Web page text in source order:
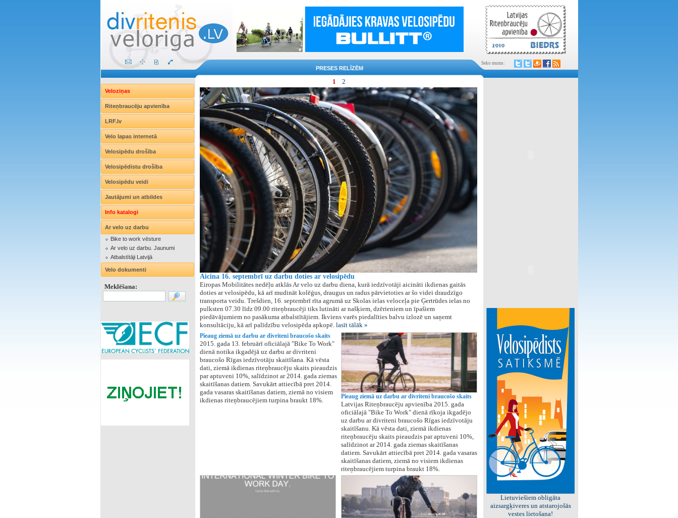
PRESES RELĪZĒM
Seko mums:
Veloziņas
Riteņbraucēju apvienība
LRF.lv
Velo lapas internetā
Velosipēdu drošība
Velosipēdistu drošība
Velosipēdu veidi
Jautājumi un atbildes
Info katalogi
Ar velo uz darbu
Bike to work vēsture
Ar velo uz darbu. Jaunumi
Atbalstītāji Latvijā
Velo dokumenti
Meklēšana:
1 2
Aicina 16. septembrī uz darbu doties ar velosipēdu
Eiropas Mobilitātes nedēļu atklās Ar velo uz darbu diena, kurā iedzīvotāji aicināti ikdienas gaitās
doties ar velosipēdu, kā arī mudināt kolēģus, draugus un radus pārvietoties ar šo videi draudzīgo
transporta veidu. Trešdien, 16. septembrī rīta agrumā uz Skolas ielas veloceļa pie Ģertrūdes ielas no
pulksten 07.30 līdz 09.00 riteņbraucēji tiks lutināti ar našķiem, dzērieniem un īpašiem
piedāvājumiem no pasākuma atbalstītājiem. Ikviens varēs piedalīties balvu izlozē un saņemt
konsultāciju, kā arī palīdzību velosipēda apkopē. lasīt tālāk »
Pieaug ziemā uz darbu ar divriteni braucošo skaits
2015. gada 13. februārī oficiālajā "Bike To Work"
dienā notika ikgadējā uz darbu ar divriteni
braucošo Rīgas iedzīvotāju skaitīšana. Kā vēsta
dati, ziemā ikdienas riteņbraucēju skaits pieaudzis
par aptuveni 10%, salīdzinot ar 2014. gada ziemas
skaitīšanas datiem. Savukārt attiecībā pret 2014.
gada vasaras skaitīšanas datiem, ziemā no visiem
ikdienas riteņbraucējiem turpina braukt 18%.
Pieaug ziemā uz darbu ar divriteni braucošo skaits
Latvijas Riteņbraucēju apvienība 2015. gada
oficiālajā "Bike To Work" dienā rīkoja ikgadējo
uz darbu ar divriteni braucošo Rīgas iedzīvotāju
skaitīšanu. Kā vēsta dati, ziemā ikdienas
riteņbraucēju skaits pieaudzis par aptuveni 10%,
salīdzinot ar 2014. gada ziemas skaitīšanas
datiem. Savukārt attiecībā pret 2014. gada vasaras
skaitīšanas datiem, ziemā no visiem ikdienas
riteņbraucējiem turpina braukt 18%.
Viss par "Kritisko masu"!
Kolekcionējam saites uz resursiem
internetā!